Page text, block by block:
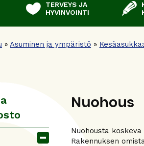
TERVEYS JA
HYVINVOINTI
» Asuminen ja ympäristö »
Nuohous
Nuohousta
Rakennuksen